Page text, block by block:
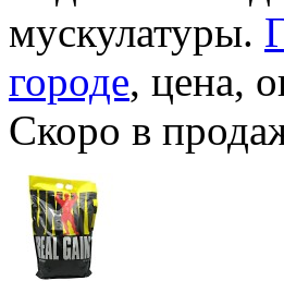
мускулатуры.
городе, цена,
Скоро в